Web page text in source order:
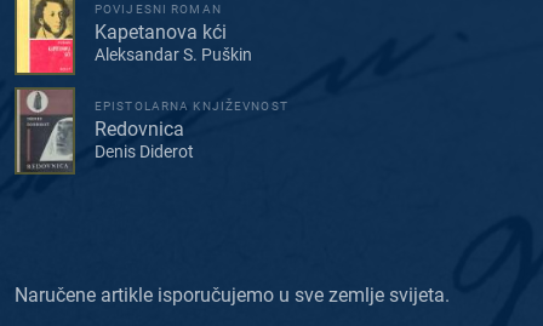
POVIJESNI ROMAN
Kapetanova kći
Aleksandar S. Puškin
EPISTOLARNA KNJIŽEVNOST
Redovnica
Denis Diderot
Naručene artikle isporučujemo u sve zemlje svijeta.